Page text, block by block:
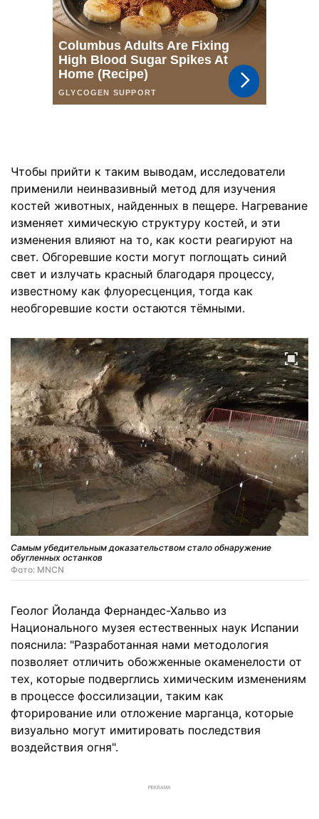
Чтобы прийти к таким выводам, исследователи
применили неинвазивный метод для изучения
костей животных, найденных в пещере. Нагревание
изменяет химическую структуру костей, и эти
изменения влияют на то, как кости реагируют на
свет. Обгоревшие кости могут поглощать синий
свет и излучать красный благодаря процессу,
известному как флуоресценция, тогда как
необгоревшие кости остаются тёмными.
Самым убедительным доказательством стало обнаружение
обугленных останков
Фото: MNCN
Геолог Йоланда Фернандес-Хальво из
Национального музея естественных наук Испании
пояснила: "Разработанная нами методология
позволяет отличить обожженные окаменелости от
тех, которые подверглись химическим изменениям
в процессе фоссилизации, таким как
фторирование или отложение марганца, которые
визуально могут имитировать последствия
воздействия огня".
РЕКЛАМА